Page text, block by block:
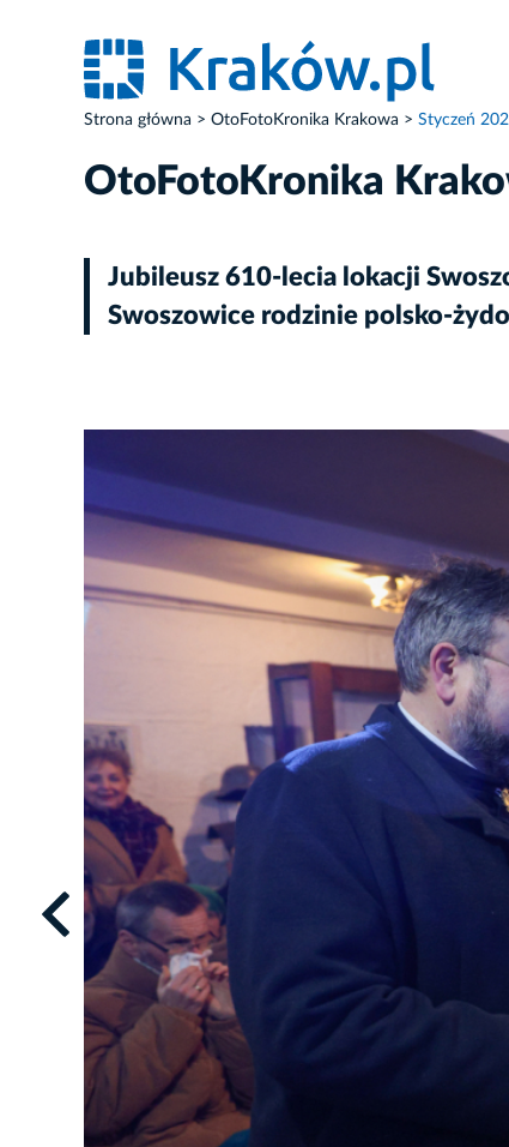
Strona główna OtoFotoKronika Krakowa Styczeń
OtoFotoKronika
Jubileusz 610-lecia lokacji
Swoszowice rodzinie polsko-